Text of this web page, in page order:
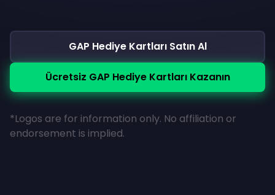
GAP Hediye Kartları Satın Al
Ücretsiz GAP Hediye Kartları Kazanın
*Logos are for information only. No affiliation or
endorsement is implied.